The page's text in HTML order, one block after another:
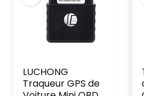
LUCHONG
Traqueur GPS de